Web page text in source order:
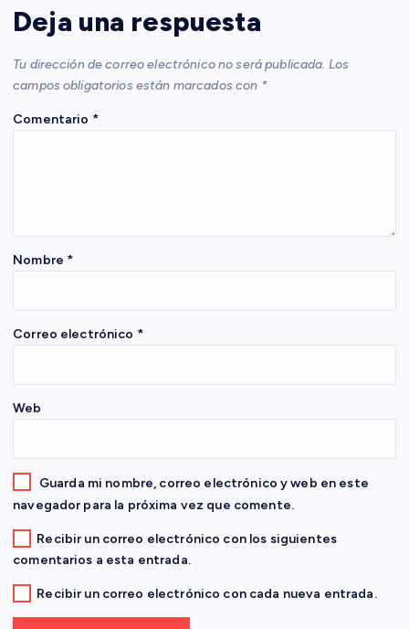
c
i
ó
e
n
r
a
d
a
s
Deja una respuesta
Tu dirección de correo electrónico no será publicada. Los
campos obligatorios están marcados con *
Comentario *
Nombre *
Correo electrónico *
Web
Guarda mi nombre, correo electrónico y web en este
navegador para la próxima vez que comente.
Recibir un correo electrónico con los siguientes
comentarios a esta entrada.
Recibir un correo electrónico con cada nueva entrada.